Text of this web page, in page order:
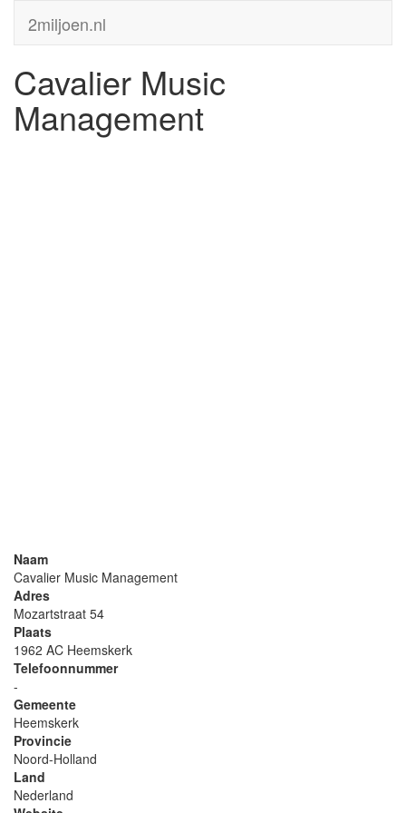
2miljoen.nl
Cavalier Music
Management
Naam
Cavalier Music Management
Adres
Mozartstraat 54
Plaats
1962 AC Heemskerk
Telefoonnummer
-
Gemeente
Heemskerk
Provincie
Noord-Holland
Land
Nederland